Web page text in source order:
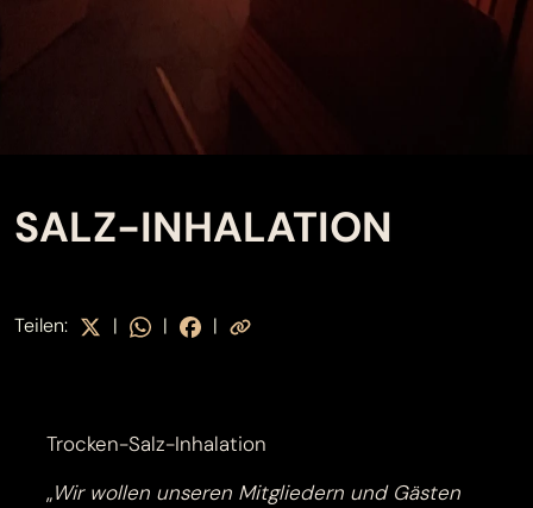
SALZ-INHALATION
Teilen: | | |
Trocken-Salz-Inhalation
„Wir wollen unseren Mitgliedern und Gästen